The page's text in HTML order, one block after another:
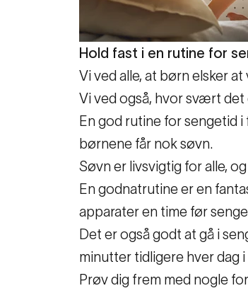
Hold fast i en rutine for
Vi ved alle, at børn elsker
Vi ved også, hvor svært det
En god rutine for sengetid
børnene får nok søvn.
Søvn er livsvigtig for alle,
En godnatrutine er en
apparater en time før
Det er også godt at gå i
minutter tidligere hver dag
Prøv dig frem med nogle